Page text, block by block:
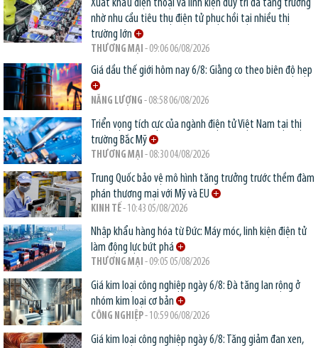
Xuất khẩu điện thoại và linh kiện duy trì đà tăng trưởng
nhờ nhu cầu tiêu thụ điện tử phục hồi tại nhiều thị
trường lớn
THƯƠNG MẠI - 09:06 06/08/2026
Giá dầu thế giới hôm nay 6/8: Giằng co theo biên độ hẹp
NĂNG LƯỢNG - 08:58 06/08/2026
Triển vọng tích cực của ngành điện tử Việt Nam tại thị
trường Bắc Mỹ
THƯƠNG MẠI - 08:30 04/08/2026
Trung Quốc bảo vệ mô hình tăng trưởng trước thềm đàm
phán thương mại với Mỹ và EU
KINH TẾ- 10:43 05/08/2026
Nhập khẩu hàng hóa từ Đức: Máy móc, linh kiện điện tử
làm động lực bứt phá
THƯƠNG MẠI - 09:05 05/08/2026
Giá kim loại công nghiệp ngày 6/8: Đà tăng lan rộng ở
nhóm kim loại cơ bản
CÔNG NGHIỆP- 10:59 06/08/2026
Giá kim loại công nghiệp ngày 6/8: Tăng giảm đan xen,